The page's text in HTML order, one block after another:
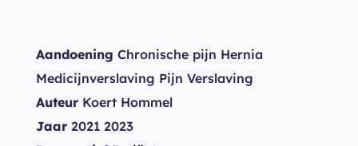
Aandoening Chronische pijn Hernia
Medicijnverslaving Pijn Verslaving
Auteur Koert Hommel
Jaar 2021 2023